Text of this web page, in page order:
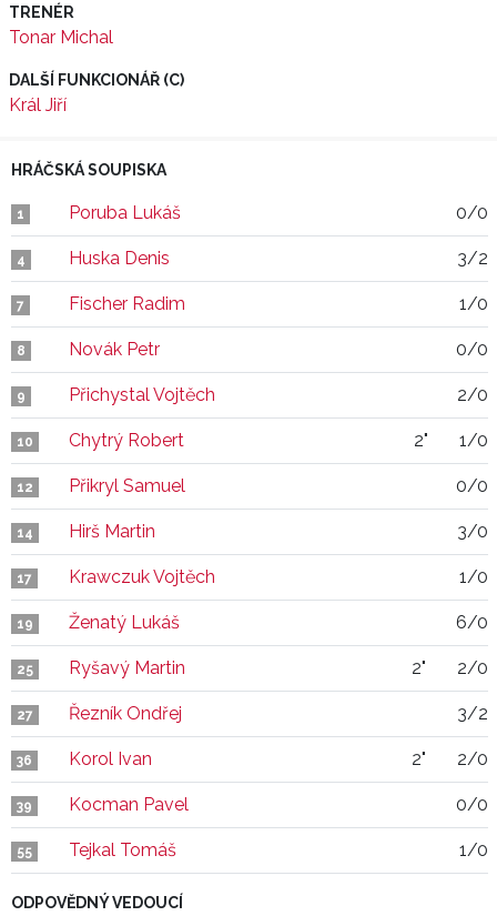
TRENÉR
Tonar Michal
DALŠÍ FUNKCIONÁŘ (C)
Král Jiří
HRÁČSKÁ SOUPISKA
1 Poruba Lukáš 0/0
4 Huska Denis 3/2
7 Fischer Radim 1/0
8 Novák Petr 0/0
9 Přichystal Vojtěch 2/0
10 Chytrý Robert 2" 1/0
12 Přikryl Samuel 0/0
14 Hirš Martin 3/0
17 Krawczuk Vojtěch 1/0
19 Ženatý Lukáš 6/0
25 Ryšavý Martin 2" 2/0
27 Řezník Ondřej 3/2
36 Korol Ivan 2" 2/0
39 Kocman Pavel 0/0
55 Tejkal Tomáš 1/0
ODPOVĚDNÝ VEDOUCÍ